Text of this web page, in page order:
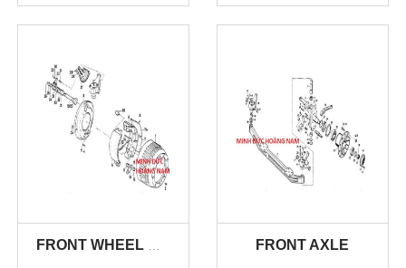
FRONT WHEEL BREAK FRONT AXLE